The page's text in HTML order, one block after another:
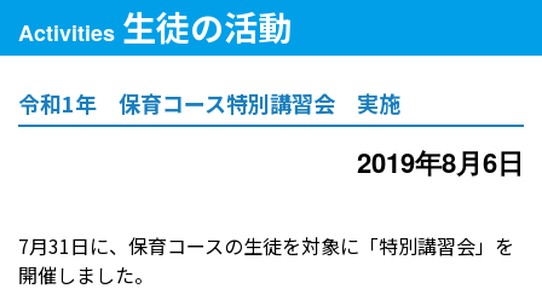
Activities 生徒の活動
令和1年 保育コース特別講習会 実施
2019年8月6日
7月31日に、保育コースの生徒を対象に「特別講習会」を
開催しました。